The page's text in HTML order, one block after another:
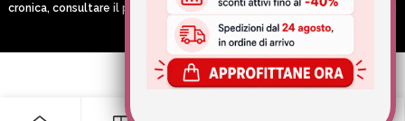
cronica, consultare il proprio medico curante prima di assumere qualsiasi
integratore.